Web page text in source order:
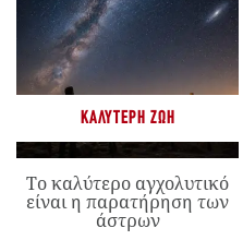
ΚΑΛΎΤΕΡΗ ΖΩΉ
Το καλύτερο αγχολυτικό
είναι η παρατήρηση των
άστρων